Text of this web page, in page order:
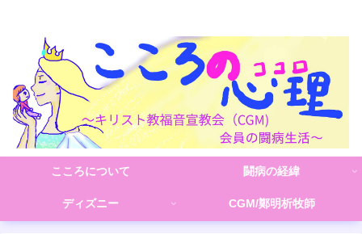
こころについて 闘病の経緯
ディズニー CGM/鄭明析牧師